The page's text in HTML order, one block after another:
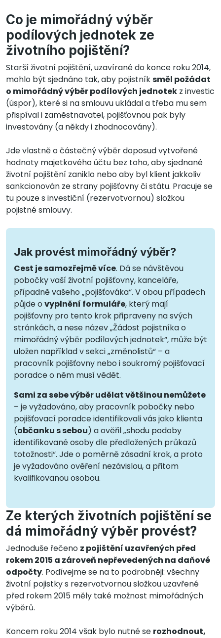
Co je mimořádný výběr
podílových jednotek ze
životního pojištění?
Starší životní pojištění, uzavírané do konce roku 2014,
mohlo být sjednáno tak, aby pojistníksměl požádat
o mimořádný výběr podílových jednotek z investic
(úspor), které si na smlouvu ukládal a třeba mu sem
přispíval i zaměstnavatel, pojišťovnou pak byly
investovány (a někdy i zhodnocovány).
Jde vlastně o částečný výběr doposud vytvořené
hodnoty majetkového účtu bez toho, aby sjednané
životní pojištění zaniklo nebo aby byl klient jakkoliv
sankcionován ze strany pojišťovny či státu. Pracuje se
tu pouze s investiční (rezervotvornou) složkou
pojistné smlouvy.
Jak provést mimořádný výběr?
Cest je samozřejmě více. Dá se návštěvou
pobočky vaší životní pojišťovny, kanceláře,
případně vašeho „pojišťováka“. V obou případech
půjde o vyplnění formuláře, který mají
pojišťovny pro tento krok připraveny na svých
stránkách, a nese název „Žádost pojistníka o
mimořádný výběr podílových jednotek“, může být
uložen například v sekci „změnolistů“ – a
pracovník pojišťovny nebo i soukromý pojišťovací
poradce o něm musí vědět.
Sami za sebe výběr udělat většinou nemůžete
– je vyžadováno, aby pracovník pobočky nebo
pojišťovací poradce identifikovali vás jako klienta
(občanku s sebou) a ověřil „shodu podoby
identifikované osoby dle předložených průkazů
totožnosti“. Jde o poměrně zásadní krok, a proto
je vyžadováno ověření nezávislou, a přitom
kvalifikovanou osobou.
Ze kterých životních pojištění se
dá mimořádný výběr provést?
Jednoduše řečeno z pojištění uzavřených před
rokem 2015 a zároveň nepřevedených na daňové
odpočty. Podívejme se na to podrobněji: všechny
životní pojistky s rezervotvornou složkou uzavřené
před rokem 2015 měly také možnost mimořádných
výběrů.
Koncem roku 2014 však bylo nutné se rozhodnout,